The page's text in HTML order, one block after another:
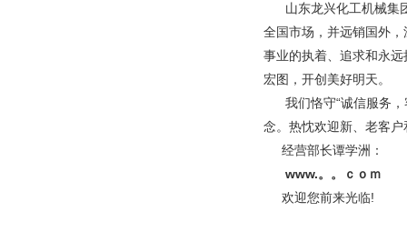
山东龙兴化工机械集
全国市场，并远销国外
事业的执着、追求和永
宏图，开创美好明天。
我们恪守“诚信服务，
念。热忱欢迎新、老客
经营部长谭学洲：
www.。。ｃｏｍ
欢迎您前来光临!